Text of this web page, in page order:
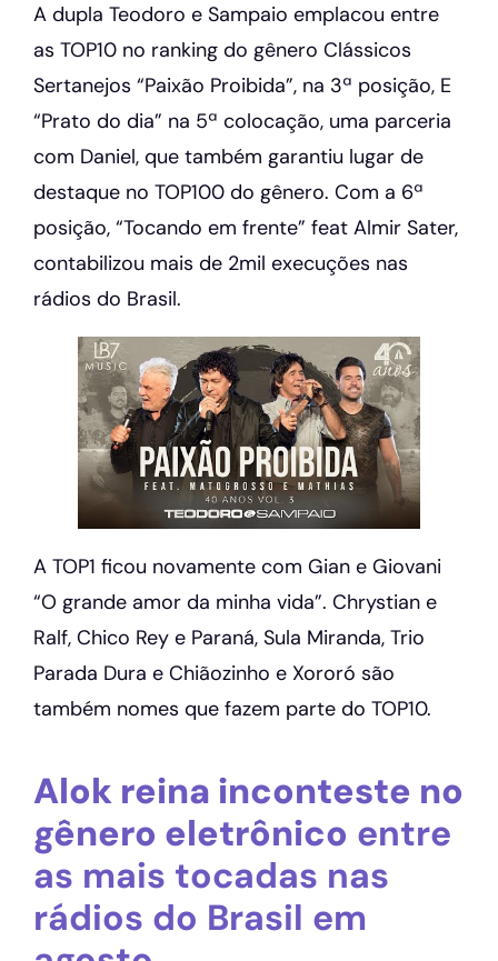
A dupla Teodoro e Sampaio emplacou entre
as TOP10 no ranking do gênero Clássicos
Sertanejos “Paixão Proibida”, na 3ª posição, E
“Prato do dia” na 5ª colocação, uma parceria
com Daniel, que também garantiu lugar de
destaque no TOP100 do gênero. Com a 6ª
posição, “Tocando em frente” feat Almir Sater,
contabilizou mais de 2mil execuções nas
rádios do Brasil.
A TOP1 ficou novamente com Gian e Giovani
“O grande amor da minha vida”. Chrystian e
Ralf, Chico Rey e Paraná, Sula Miranda, Trio
Parada Dura e Chiãozinho e Xororó são
também nomes que fazem parte do TOP10.
Alok reina inconteste no
gênero eletrônico entre
as mais tocadas nas
rádios do Brasil em